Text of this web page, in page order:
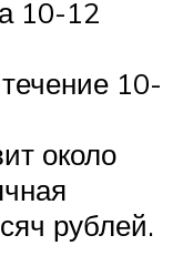
10-12
10-
около
рублей.